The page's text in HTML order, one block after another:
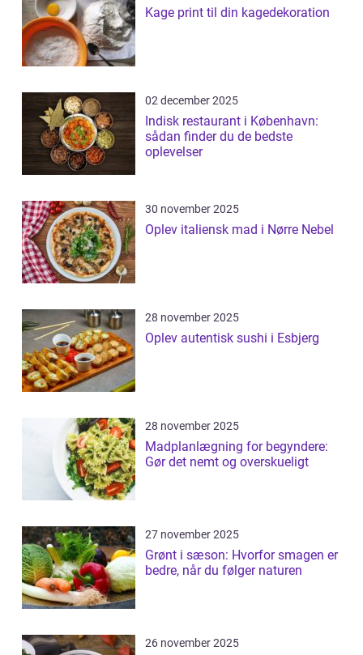
Kage print til din kagedekoration
02 december 2025
Indisk restaurant i København:
sådan finder du de bedste
oplevelser
30 november 2025
Oplev italiensk mad i Nørre Nebel
28 november 2025
Oplev autentisk sushi i Esbjerg
28 november 2025
Madplanlægning for begyndere:
Gør det nemt og overskueligt
27 november 2025
Grønt i sæson: Hvorfor smagen er
bedre, når du følger naturen
26 november 2025